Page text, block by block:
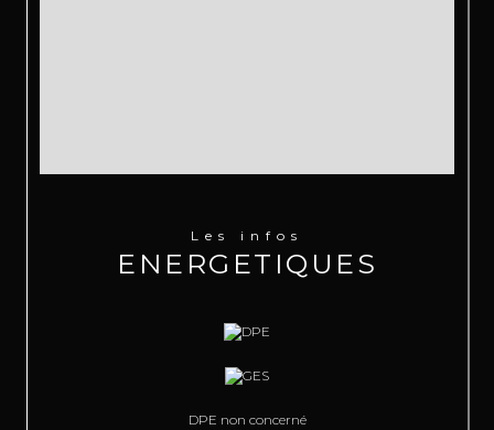
Les infos
ENERGETIQUES
DPE non concerné